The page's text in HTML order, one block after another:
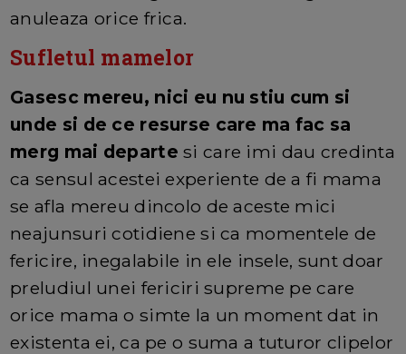
anuleaza orice frica.
Sufletul mamelor
Gasesc mereu, nici eu nu stiu cum si
unde si de ce resurse care ma fac sa
merg mai departesi care imi dau credinta
ca sensul acestei experiente de a fi mama
se afla mereu dincolo de aceste mici
neajunsuri cotidiene si ca momentele de
fericire, inegalabile in ele insele, sunt doar
preludiul unei fericiri supreme pe care
orice mama o simte la un moment dat in
existenta ei, ca pe o suma a tuturor clipelor